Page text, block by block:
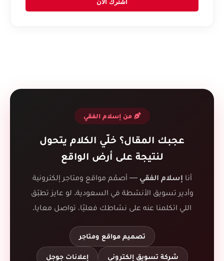
اشترك الآن
من إسلام الفقي
عجبك المقال؟ خلّي الكلام يتحول
لنتيجة على أرض الواقع
أنا إسلام الفقي — أصمّم مواقع ومتاجر إلكترونية
وأدير تسويق الأنشطة في السعودية. لو عايز تطبّق
اللي اتكلمنا عنه على نشاطك فعليًا، تواصل معايا.
تصميم مواقع ومتاجر
شركة تسويق إلكتروني إعلانات جوجل